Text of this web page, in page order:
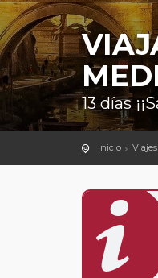
13 días
Inicio